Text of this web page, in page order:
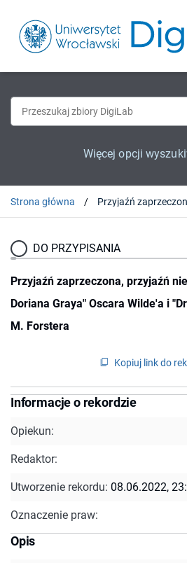
Więcej opcji
Strona główna
DO PRZYPISANIA
Przyjaźń zaprzeczona, przyjaźń
Doriana Graya" Oscara Wilde'a i
M. Forstera
Kopiuj link do
Informacje o rekordzie
Opiekun:
Redaktor:
Utworzenie rekordu: 08.06.2022,
Oznaczenie praw:
Opis